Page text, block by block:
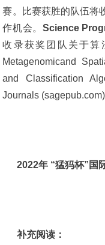
赛。比赛获胜的队伍将
作机会。 Science
收录获奖团队关于算
Metagenomicand
and Classification
Journals (sagepub.com)
2022年 “猛犸杯”国
补充阅读：